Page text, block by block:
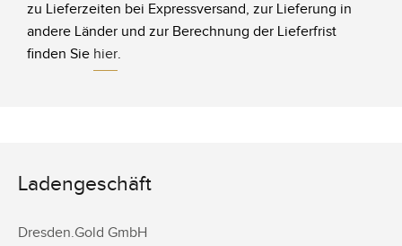
zu Lieferzeiten bei Expressversand, zur Lieferung in
andere Länder und zur Berechnung der Lieferfrist
finden Sie hier.
Ladengeschäft
Dresden.Gold GmbH